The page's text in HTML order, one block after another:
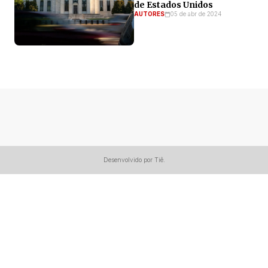
de Estados Unidos
AUTORES 05 de abr de 2024
Desenvolvido por Tiê.